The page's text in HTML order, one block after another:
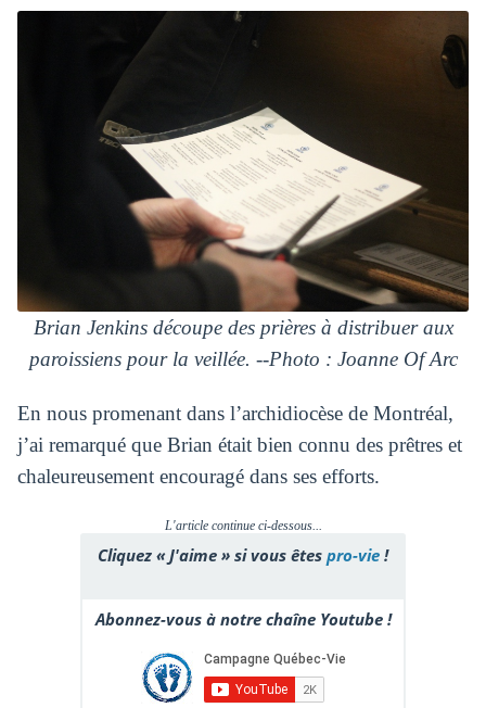
Brian Jenkins découpe des prières à distribuer aux
paroissiens pour la veillée. --Photo : Joanne Of Arc
En nous promenant dans l’archidiocèse de Montréal,
j’ai remarqué que Brian était bien connu des prêtres et
chaleureusement encouragé dans ses efforts.
L'article continue ci-dessous...
Cliquez « J'aime » si vous êtes pro-vie !
Abonnez-vous à notre chaîne Youtube !